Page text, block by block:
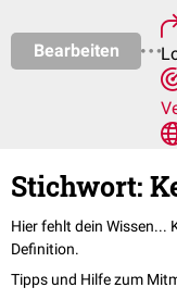
Bearbeiten
Stichwort:
Hier fehlt dein Wissen...
Definition.
Tipps und Hilfe zum